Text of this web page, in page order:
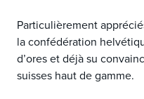
Particulièrement
la confédération
d’ores et déjà su
suisses haut de gamme.